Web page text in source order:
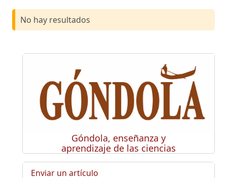
No hay resultados
Góndola, enseñanza y
aprendizaje de las ciencias
Enviar un artículo